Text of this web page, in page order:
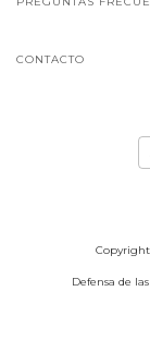
CONTACTO
Copyright
Defensa de